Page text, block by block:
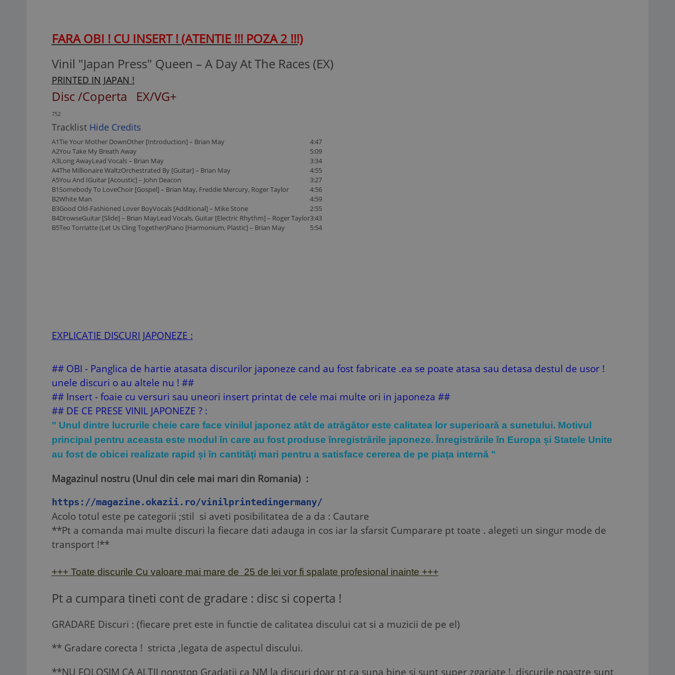
FARA OBI ! CU INSERT ! (ATENTIE !!! POZA 2 !!!)
Vinil "Japan Press" Queen ‎– A Day At The Races (EX)
PRINTED IN JAPAN !
Disc /Coperta EX/VG+
752
Tracklist Hide Credits
A1Tie Your Mother DownOther [Introduction] – Brian May
4:47
A2You Take My Breath Away
5:09
A3Long AwayLead Vocals – Brian May
3:34
A4The Millionaire WaltzOrchestrated By [Guitar] – Brian May
4:55
A5You And IGuitar [Acoustic] – John Deacon
3:27
B1Somebody To LoveChoir [Gospel] – Brian May, Freddie Mercury, Roger Taylor
4:56
B2White Man
4:59
B3Good Old-Fashioned Lover BoyVocals [Additional] – Mike Stone
2:55
B4DrowseGuitar [Slide] – Brian MayLead Vocals, Guitar [Electric Rhythm] – Roger Taylor3:43
B5Teo Torriatte (Let Us Cling Together)Piano [Harmonium, Plastic] – Brian May 5:54
EXPLICATIE DISCURI JAPONEZE :
## OBI - Panglica de hartie atasata discurilor japoneze cand au fost fabricate .ea se poate atasa sau detasa destul de usor !
unele discuri o au altele nu ! ##
## Insert - foaie cu versuri sau uneori insert printat de cele mai multe ori in japoneza ##
## DE CE PRESE VINIL JAPONEZE ? :
" Unul dintre lucrurile cheie care face vinilul japonez atât de atrăgător este calitatea lor superioară a sunetului. Motivul
principal pentru aceasta este modul în care au fost produse înregistrările japoneze. Înregistrările în Europa și Statele Unite
au fost de obicei realizate rapid și în cantități mari pentru a satisface cererea de pe piața internă "
Magazinul nostru (Unul din cele mai mari din Romania) :
https://magazine.okazii.ro/vinilprintedingermany/
Acolo totul este pe categorii ;stil si aveti posibilitatea de a da : Cautare
**Pt a comanda mai multe discuri la fiecare dati adauga in cos iar la sfarsit Cumparare pt toate . alegeti un singur mode de
transport !**
+++ Toate discurile Cu valoare mai mare de 25 de lei vor fi spalate profesional inainte +++
Pt a cumpara tineti cont de gradare : disc si coperta !
GRADARE Discuri : (fiecare pret este in functie de calitatea discului cat si a muzicii de pe el)
** Gradare corecta ! stricta ,legata de aspectul discului.
**NU FOLOSIM CA ALTII nonstop Gradatii ca NM la discuri doar pt ca suna bine si sunt super zgariate !. discurile noastre sunt